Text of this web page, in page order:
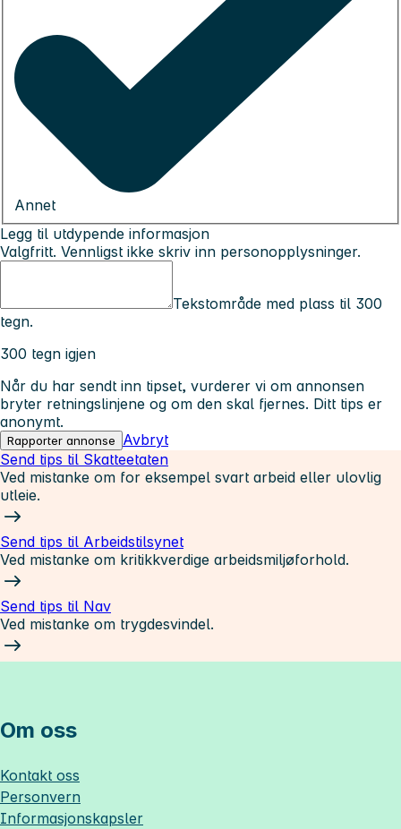
Annet
Legg til utdypende informasjon
Valgfritt. Vennligst ikke skriv inn personopplysninger.
Tekstområde med plass til 300
tegn.
300 tegn igjen
Når du har sendt inn tipset, vurderer vi om annonsen
bryter retningslinjene og om den skal fjernes. Ditt tips er
anonymt.
Rapporter annonse
Avbryt
Send tips til Skatteetaten
Ved mistanke om for eksempel svart arbeid eller ulovlig
utleie.
Send tips til Arbeidstilsynet
Ved mistanke om kritikkverdige arbeidsmiljøforhold.
Send tips til Nav
Ved mistanke om trygdesvindel.
Om oss
Kontakt oss
Personvern
Informasjonskapsler